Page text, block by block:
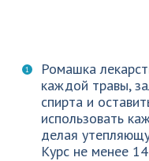
Ромашка
каждой травы,
спирта и
использовать
делая
Курс не менее